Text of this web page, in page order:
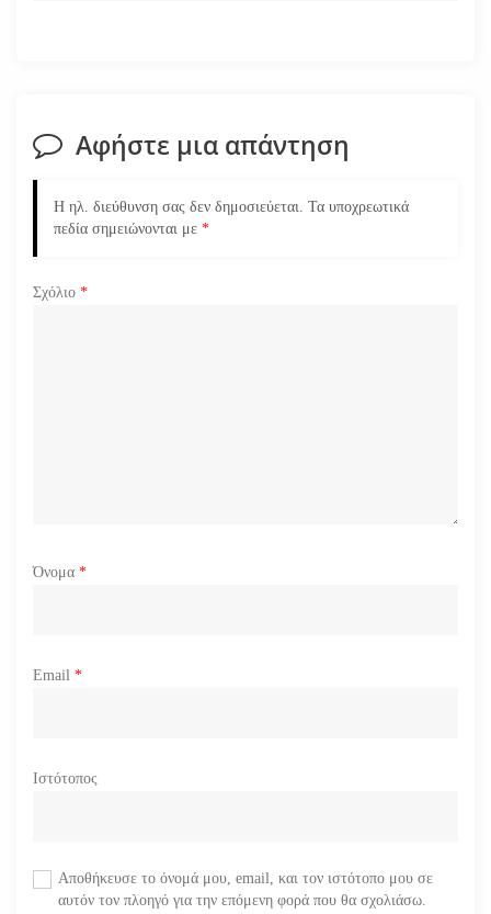
η
ά
θ
Αφήστε μια απάντηση
Η ηλ. διεύθυνση σας δεν δημοσιεύεται. Τα υποχρεωτικά
πεδία σημειώνονται με *
Σχόλιο *
Όνομα *
Email *
Ιστότοπος
Αποθήκευσε το όνομά μου, email, και τον ιστότοπο μου σε
αυτόν τον πλοηγό για την επόμενη φορά που θα σχολιάσω.